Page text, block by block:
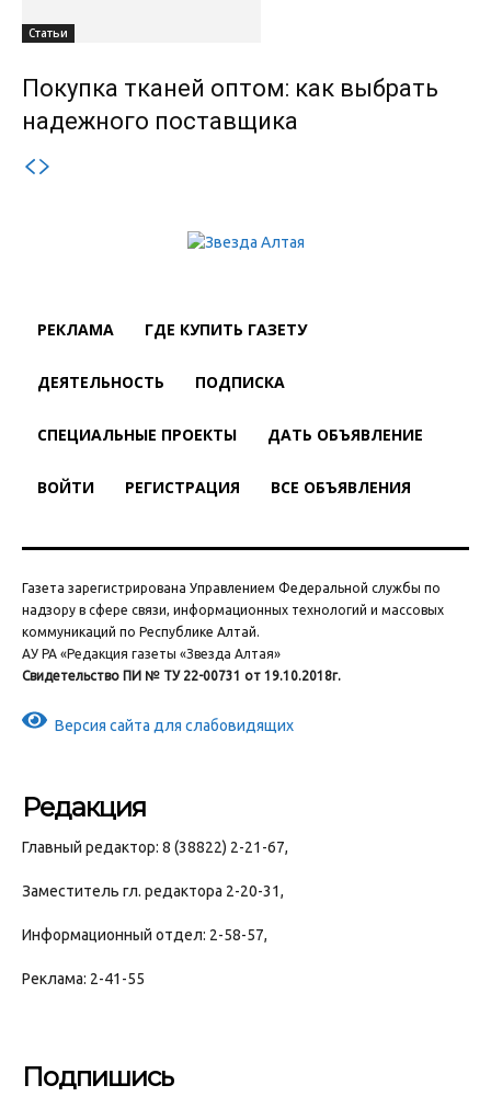
Статьи
Покупка тканей оптом: как выбрать
надежного поставщика
РЕКЛАМА ГДЕ КУПИТЬ ГАЗЕТУ
ДЕЯТЕЛЬНОСТЬ ПОДПИСКА
СПЕЦИАЛЬНЫЕ ПРОЕКТЫ ДАТЬ ОБЪЯВЛЕНИЕ
ВОЙТИ РЕГИСТРАЦИЯ ВСЕ ОБЪЯВЛЕНИЯ
Газета зарегистрирована Управлением Федеральной службы по
надзору в сфере связи, информационных технологий и массовых
коммуникаций по Республике Алтай.
АУ РА «Редакция газеты «Звезда Алтая»
Свидетельство ПИ № ТУ 22-00731 от 19.10.2018г.
Версия сайта для слабовидящих
Редакция
Главный редактор: 8 (38822) 2-21-67,
Заместитель гл. редактора 2-20-31,
Информационный отдел: 2-58-57,
Реклама: 2-41-55
Подпишись